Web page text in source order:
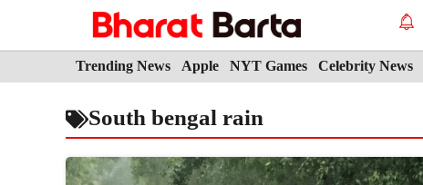
Trending News Apple NYT Games Celebrity News
South bengal rain